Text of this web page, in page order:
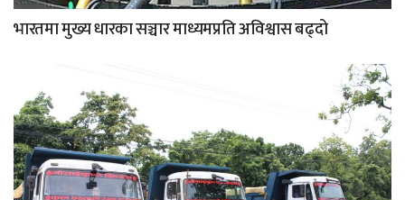
भारतमा मुख्य धारका सञ्चार माध्यमप्रति अविश्वास बढ्दो